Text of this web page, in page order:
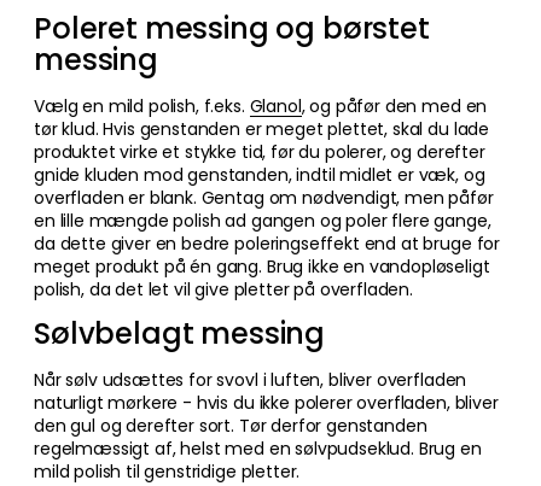
Poleret messing og børstet
messing
Vælg en mild polish, f.eks. Glanol, og påfør den med en
tør klud. Hvis genstanden er meget plettet, skal du lade
produktet virke et stykke tid, før du polerer, og derefter
gnide kluden mod genstanden, indtil midlet er væk, og
overfladen er blank. Gentag om nødvendigt, men påfør
en lille mængde polish ad gangen og poler flere gange,
da dette giver en bedre poleringseffekt end at bruge for
meget produkt på én gang. Brug ikke en vandopløseligt
polish, da det let vil give pletter på overfladen.
Sølvbelagt messing
Når sølv udsættes for svovl i luften, bliver overfladen
naturligt mørkere - hvis du ikke polerer overfladen, bliver
den gul og derefter sort. Tør derfor genstanden
regelmæssigt af, helst med en sølvpudseklud. Brug en
mild polish til genstridige pletter.